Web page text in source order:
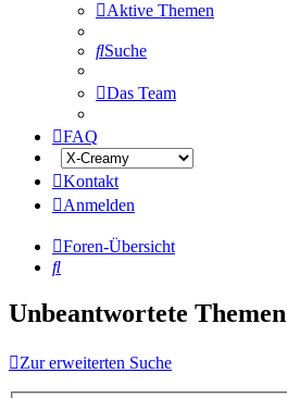
Aktive Themen
Suche
Das Team
FAQ
Kontakt
Anmelden
Foren-Übersicht
Suche
Unbeantwortete Themen
Zur erweiterten Suche